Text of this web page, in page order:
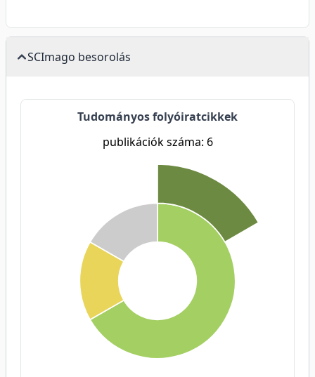
SCImago besorolás
Tudományos folyóiratcikkek
publikációk száma: 6